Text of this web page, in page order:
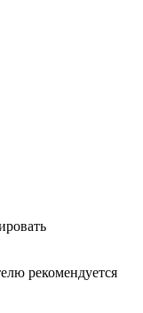
рекомендуется